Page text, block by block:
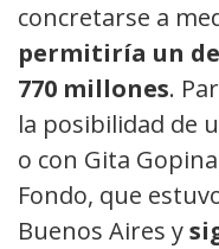
concretarse a
permitiría un
770 millones.
la posibilidad de
o con Gita
Fondo, que
Buenos Aires y